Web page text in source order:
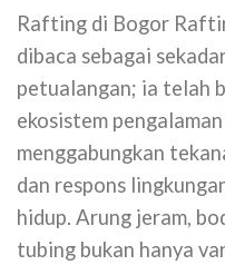
Rafting di Bogor
dibaca sebagai
petualangan; ia telah
ekosistem
menggabungkan
dan respons
hidup. Arung jeram,
tubing bukan hanya